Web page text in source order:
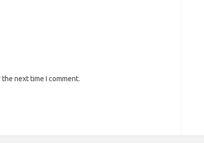
next time I comment.